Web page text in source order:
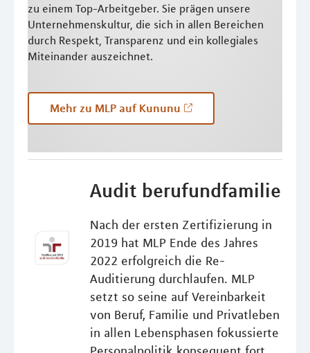
zu einem Top-Arbeitgeber. Sie prägen unsere
Unternehmenskultur, die sich in allen Bereichen
durch Respekt, Transparenz und ein kollegiales
Miteinander auszeichnet.
Mehr zu MLP auf Kununu
Audit berufundfamilie
Nach der ersten Zertifizierung in
2019 hat MLP Ende des Jahres
2022 erfolgreich die Re-
Auditierung durchlaufen. MLP
setzt so seine auf Vereinbarkeit
von Beruf, Familie und Privatleben
in allen Lebensphasen fokussierte